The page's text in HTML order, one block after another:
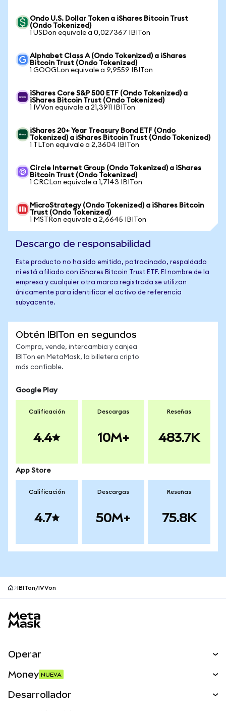
Ondo U.S. Dollar Token a iShares Bitcoin Trust
(Ondo Tokenized)
1 USDon equivale a 0,027367 IBITon
Alphabet Class A (Ondo Tokenized) a iShares
Bitcoin Trust (Ondo Tokenized)
1 GOOGLon equivale a 9,9559 IBITon
iShares Core S&P 500 ETF (Ondo Tokenized) a
iShares Bitcoin Trust (Ondo Tokenized)
1 IVVon equivale a 21,3911 IBITon
iShares 20+ Year Treasury Bond ETF (Ondo
Tokenized) a iShares Bitcoin Trust (Ondo Tokenized)
1 TLTon equivale a 2,3604 IBITon
Circle Internet Group (Ondo Tokenized) a iShares
Bitcoin Trust (Ondo Tokenized)
1 CRCLon equivale a 1,7143 IBITon
MicroStrategy (Ondo Tokenized) a iShares Bitcoin
Trust (Ondo Tokenized)
1 MSTRon equivale a 2,6645 IBITon
Descargo de responsabilidad
Este producto no ha sido emitido, patrocinado, respaldado
ni está afiliado con iShares Bitcoin Trust ETF. El nombre de la
empresa y cualquier otra marca registrada se utilizan
únicamente para identificar el activo de referencia
subyacente.
Obtén IBITon en segundos
Compra, vende, intercambia y canjea
IBITon en MetaMask, la billetera cripto
más confiable.
Google Play
Calificación
4.4
Descargas
10M+
Reseñas
483.7K
App Store
Calificación
4.7
Descargas
50M+
Reseñas
75.8K
IBITon/IVVon
Operar
Money NUEVA
Desarrollador